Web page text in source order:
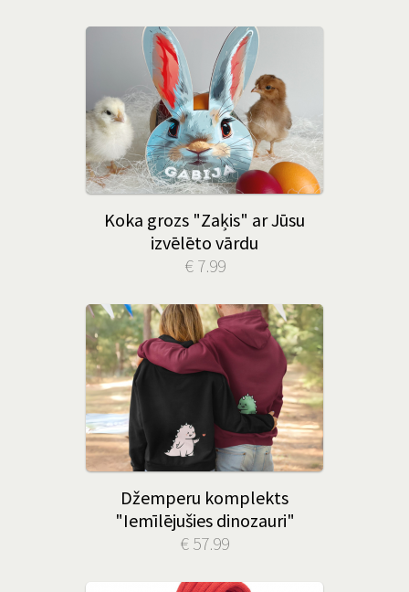
Koka grozs "Zaķis" ar Jūsu
izvēlēto vārdu
€ 7.99
Džemperu komplekts
"Iemīlējušies dinozauri"
€ 57.99